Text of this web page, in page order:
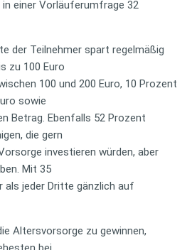
in einer Vorläuferumfrage 32
der Teilnehmer spart regelmäßig
zu 100 Euro
100 und 200 Euro, 10 Prozent
sowie
Betrag. Ebenfalls 52 Prozent
die gern
investieren würden, aber
Mit 35
jeder Dritte gänzlich auf
Altersvorsorge zu gewinnen,